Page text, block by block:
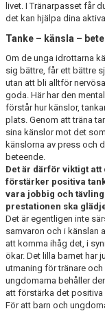
livet. I Tränarpasset får
det kan hjälpa dina
Tanke – känsla –
Om de unga idrottarna
sig bättre, får ett bättre
utan att bli alltför
goda. Här har den
förstår hur känslor,
plats. Genom att träna
sina känslor mot det
känslorna av press och
beteende.
Det är därför viktigt
förstärker positiva
vara jobbig och
prestationen ska
Det är egentligen inte
samvaron och i känslan
att komma ihåg det, i
ökar. Det lilla barnet har
utmaning för tränare
ungdomarna behåller
att förstärka det positiva
För att barn och